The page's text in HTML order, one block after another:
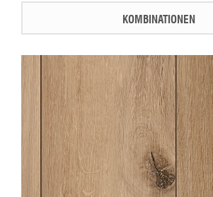
KOMBINATIONEN